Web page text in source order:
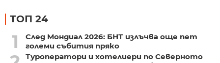
ТОП 24
1
След Мондиал 2026: БНТ излъчва още пет
големи събития пряко
Туроператори и хотелиери по Северното